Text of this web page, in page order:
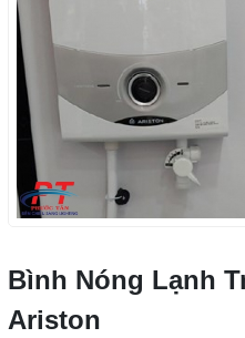
Bình Nóng Lạnh
Ariston